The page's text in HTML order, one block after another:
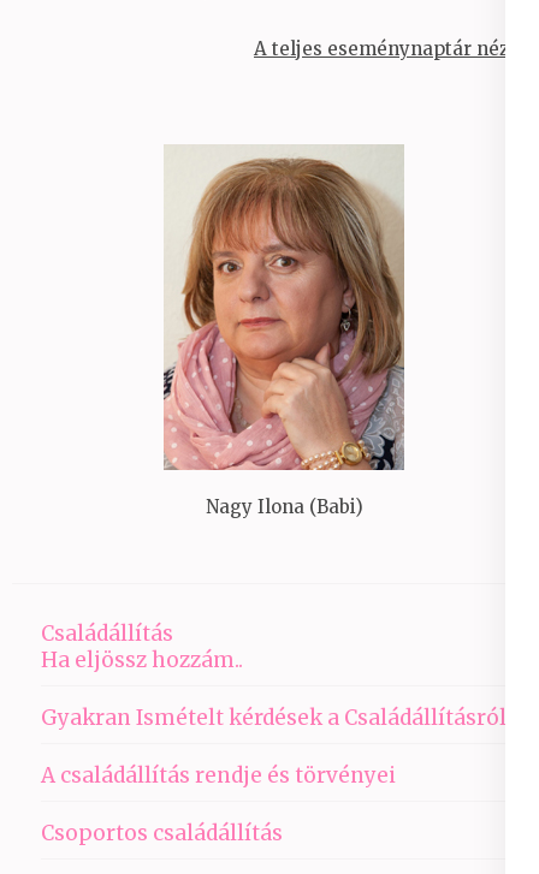
A teljes eseménynaptár nézet
Nagy Ilona (Babi)
Családállítás
Ha eljössz hozzám..
Gyakran Ismételt kérdések a Családállításról
A családállítás rendje és törvényei
Csoportos családállítás